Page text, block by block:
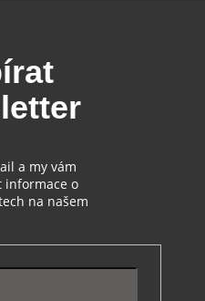
a my vám
informace o
na našem